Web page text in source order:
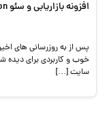
افزونه بازاریابی و سئو Gutencon وردپرس نسخه 1.0
پس از به روزرسانی های
خوب و کاربردی برای
سایت […]